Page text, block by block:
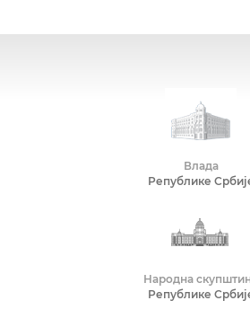
Влада
Републике
Народна
Републике